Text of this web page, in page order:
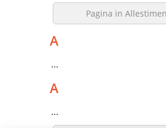
Pagina in
A
…
A
…